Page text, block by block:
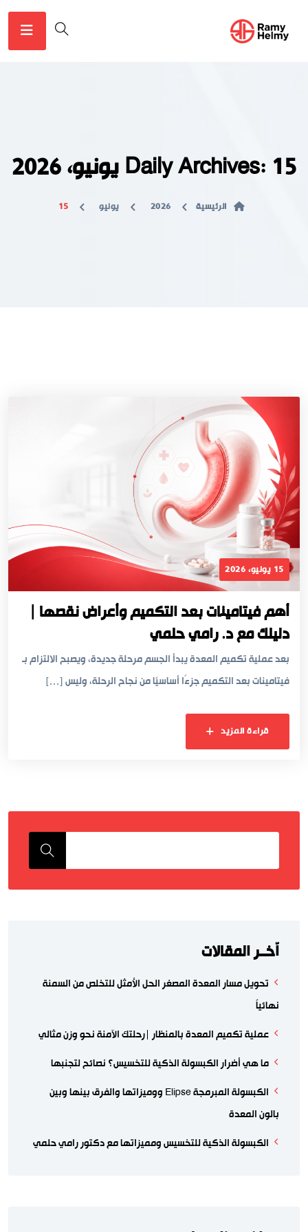
Daily Archives: 15 يونيو، 2026
الرئيسية 2026 يونيو 15
15 يونيو، 2026
أهم فيتامينات بعد التكميم وأعراض نقصها |
دليلك مع د. رامي حلمي
بعد عملية تكميم المعدة يبدأ الجسم مرحلة جديدة، ويصبح الالتزام بـ
فيتامينات بعد التكميم جزءًا أساسيًا من نجاح الرحلة، وليس […]
قراءة المزيد
اّخــر المقالات
تحويل مسار المعدة المصغر الحل الأمثل للتخلص من السمنة
نهائياً
عملية تكميم المعدة بالمنظار |رحلتك الآمنة نحو وزن مثالي
ما هي أضرار الكبسولة الذكية للتخسيس؟ نصائح لتجنبها
الكبسولة المبرمجة Elipse ووميزاتها والفرق بينها وبين
بالون المعدة
الكبسولة الذكية للتخسيس ومميزاتها مع دكتور رامي حلمي